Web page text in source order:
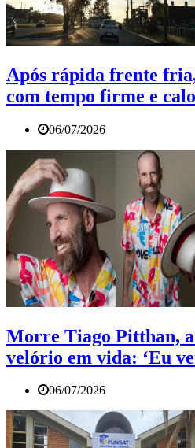
Após rápida frente
com tempo firme e
06/07/2026
Morre Tiago Pitthan,
velório em vida: ‘Eu
06/07/2026